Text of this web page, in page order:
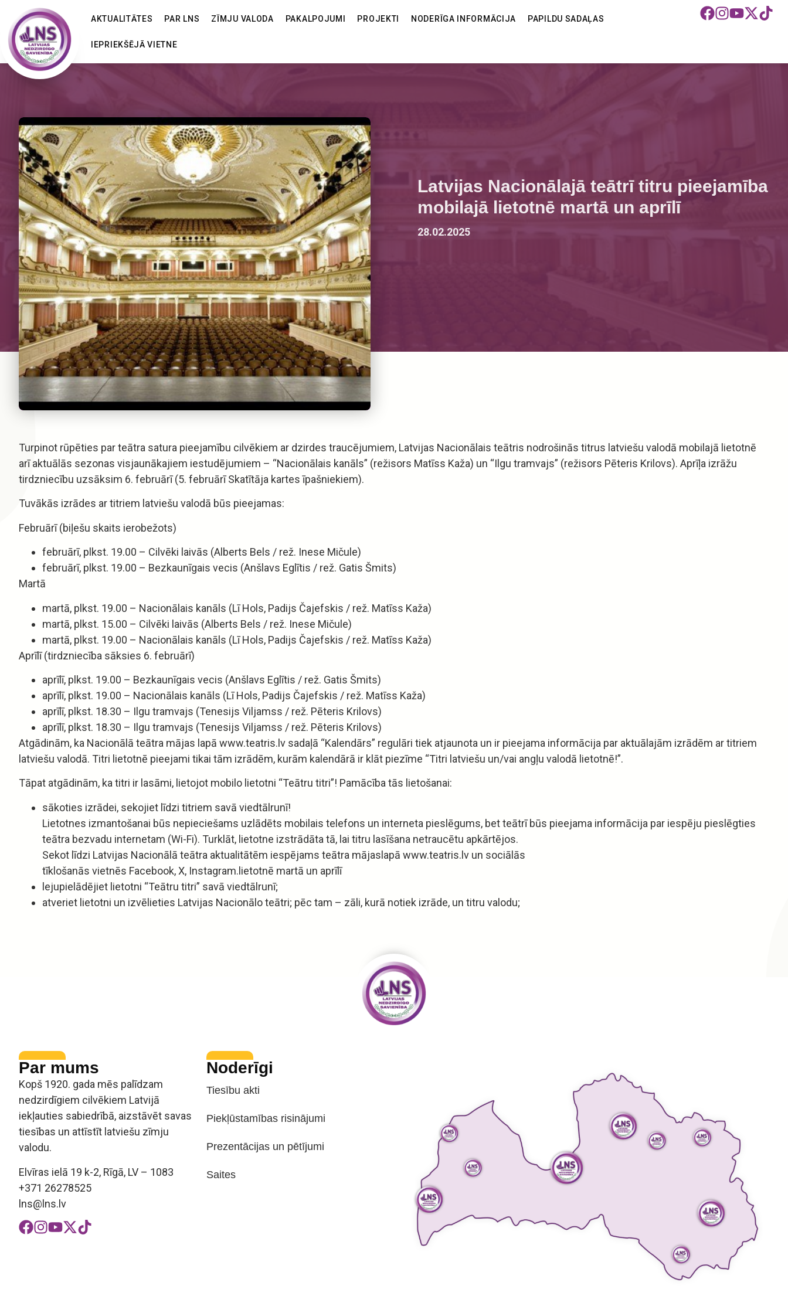
AKTUALITĀTES PAR LNS ZĪMJU VALODA PAKALPOJUMI PROJEKTI NODERĪGA INFORMĀCIJA PAPILDU SADAĻAS
IEPRIEKŠĒJĀ VIETNE
Latvijas Nacionālajā teātrī titru pieejamība
mobilajā lietotnē martā un aprīlī
28.02.2025
Turpinot rūpēties par teātra satura pieejamību cilvēkiem ar dzirdes traucējumiem, Latvijas Nacionālais teātris nodrošinās titrus latviešu valodā mobilajā lietotnē
arī aktuālās sezonas visjaunākajiem iestudējumiem – “Nacionālais kanāls” (režisors Matīss Kaža) un “Ilgu tramvajs” (režisors Pēteris Krilovs). Aprīļa izrāžu
tirdzniecību uzsāksim 6. februārī (5. februārī Skatītāja kartes īpašniekiem).
Tuvākās izrādes ar titriem latviešu valodā būs pieejamas:
Februārī (biļešu skaits ierobežots)
februārī, plkst. 19.00 – Cilvēki laivās (Alberts Bels / rež. Inese Mičule)
februārī, plkst. 19.00 – Bezkaunīgais vecis (Anšlavs Eglītis / rež. Gatis Šmits)
Martā
martā, plkst. 19.00 – Nacionālais kanāls (Lī Hols, Padijs Čajefskis / rež. Matīss Kaža)
martā, plkst. 15.00 – Cilvēki laivās (Alberts Bels / rež. Inese Mičule)
martā, plkst. 19.00 – Nacionālais kanāls (Lī Hols, Padijs Čajefskis / rež. Matīss Kaža)
Aprīlī (tirdzniecība sāksies 6. februārī)
aprīlī, plkst. 19.00 – Bezkaunīgais vecis (Anšlavs Eglītis / rež. Gatis Šmits)
aprīlī, plkst. 19.00 – Nacionālais kanāls (Lī Hols, Padijs Čajefskis / rež. Matīss Kaža)
aprīlī, plkst. 18.30 – Ilgu tramvajs (Tenesijs Viljamss / rež. Pēteris Krilovs)
aprīlī, plkst. 18.30 – Ilgu tramvajs (Tenesijs Viljamss / rež. Pēteris Krilovs)
Atgādinām, ka Nacionālā teātra mājas lapā www.teatris.lv sadaļā “Kalendārs” regulāri tiek atjaunota un ir pieejama informācija par aktuālajām izrādēm ar titriem
latviešu valodā. Titri lietotnē pieejami tikai tām izrādēm, kurām kalendārā ir klāt piezīme “Titri latviešu un/vai angļu valodā lietotnē!”.
Tāpat atgādinām, ka titri ir lasāmi, lietojot mobilo lietotni “Teātru titri”! Pamācība tās lietošanai:
sākoties izrādei, sekojiet līdzi titriem savā viedtālrunī!
Lietotnes izmantošanai būs nepieciešams uzlādēts mobilais telefons un interneta pieslēgums, bet teātrī būs pieejama informācija par iespēju pieslēgties
teātra bezvadu internetam (Wi-Fi). Turklāt, lietotne izstrādāta tā, lai titru lasīšana netraucētu apkārtējos.
Sekot līdzi Latvijas Nacionālā teātra aktualitātēm iespējams teātra mājaslapā www.teatris.lv un sociālās
tīklošanās vietnēs Facebook, X, Instagram.lietotnē martā un aprīlī
lejupielādējiet lietotni “Teātru titri” savā viedtālrunī;
atveriet lietotni un izvēlieties Latvijas Nacionālo teātri; pēc tam – zāli, kurā notiek izrāde, un titru valodu;
Par mums
Kopš 1920. gada mēs palīdzam
nedzirdīgiem cilvēkiem Latvijā
iekļauties sabiedrībā, aizstāvēt savas
tiesības un attīstīt latviešu zīmju
valodu.
Elvīras ielā 19 k-2, Rīgā, LV – 1083
+371 26278525
lns@lns.lv
Noderīgi
Tiesību akti
Piekļūstamības risinājumi
Prezentācijas un pētījumi
Saites